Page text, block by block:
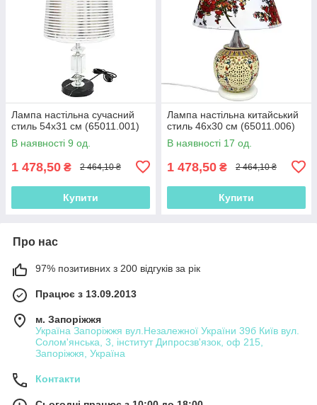
Лампа настільна сучасний
стиль 54х31 см (65011.001)
В наявності 9 од.
1 478,50 ₴ 2 464,10 ₴
Купити
Лампа настільна китайський
стиль 46х30 см (65011.006)
В наявності 17 од.
1 478,50 ₴ 2 464,10 ₴
Купити
Про нас
97% позитивних з 200 відгуків за рік
Працює з 13.09.2013
м. Запоріжжя
Україна Запоріжжя вул.Незалежної України 39б Київ вул.
Солом'янська, 3, інститут Дипросзв'язок, оф 215,
Запоріжжя, Україна
Контакти